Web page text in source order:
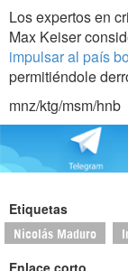
Los expertos en
Max Keiser
impulsar al país
permitiéndole
mnz/ktg/msm/hnb
Etiquetas
Nicolás Maduro
Enlace corto